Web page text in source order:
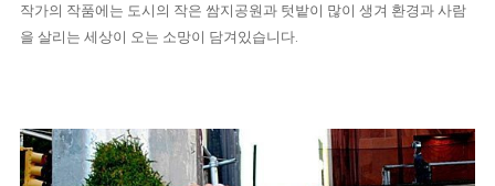
작가의 작품에는 도시의 작은 쌈지공원과 텃밭이 많이 생겨 환경과 사람
을 살리는 세상이 오는 소망이 담겨있습니다.